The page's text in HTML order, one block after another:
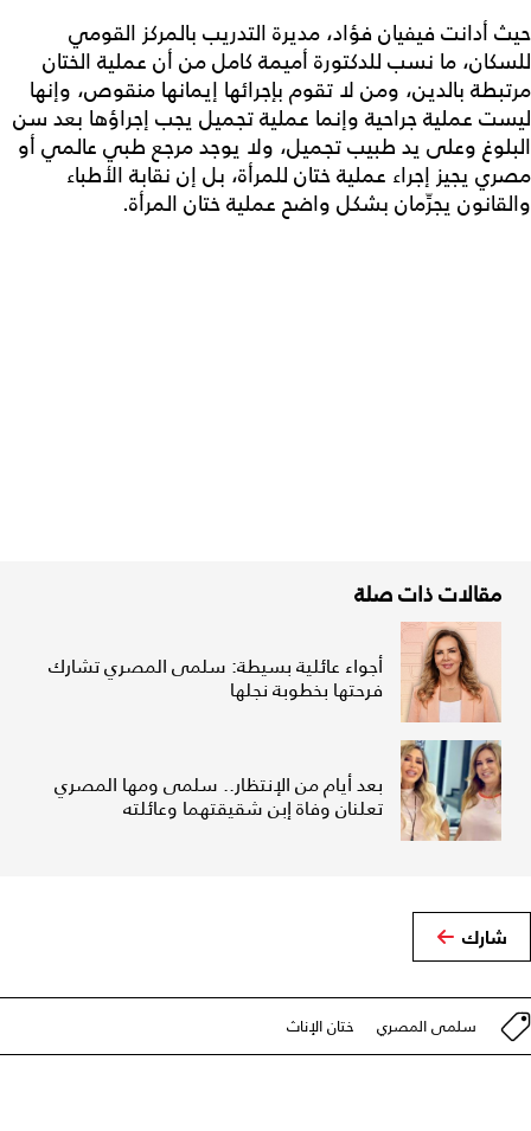
حيث أدانت فيفيان فؤاد، مديرة التدريب بالمركز القومي
للسكان، ما نسب للدكتورة أميمة كامل من أن عملية الختان
مرتبطة بالدين، ومن لا تقوم بإجرائها إيمانها منقوص، وإنها
ليست عملية جراحية وإنما عملية تجميل يجب إجراؤها بعد سن
البلوغ وعلى يد طبيب تجميل، ولا يوجد مرجع طبي عالمي أو
مصري يجيز إجراء عملية ختان للمرأة، بل إن نقابة الأطباء
والقانون يجرِّمان بشكل واضح عملية ختان المرأة.
مقالات ذات صلة
أجواء عائلية بسيطة: سلمى المصري تشارك
فرحتها بخطوبة نجلها
بعد أيام من الإنتظار.. سلمى ومها المصري
تعلنان وفاة إبن شقيقتهما وعائلته
شارك
سلمى المصري ختان الإناث